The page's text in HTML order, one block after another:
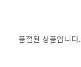
품절된 상품입니다.